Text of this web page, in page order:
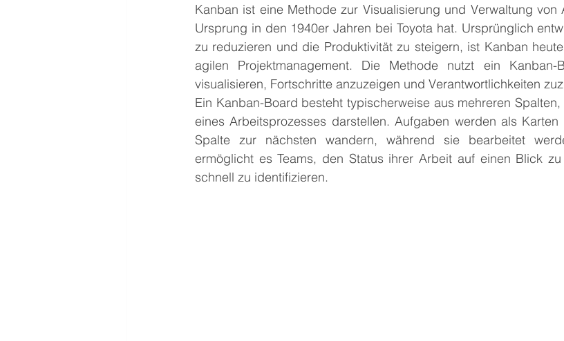
Kanban ist eine Methode zur Visualisierung und Verwaltung von
Ursprung in den 1940er Jahren bei Toyota hat. Ursprünglich
zu reduzieren und die Produktivität zu steigern, ist Kanban
agilen Projektmanagement. Die Methode nutzt ein
visualisieren, Fortschritte anzuzeigen und Verantwortlichkeiten
Ein Kanban-Board besteht typischerweise aus mehreren
eines Arbeitsprozesses darstellen. Aufgaben werden als
Spalte zur nächsten wandern, während sie bearbeitet
ermöglicht es Teams, den Status ihrer Arbeit auf einen Blick
schnell zu identifizieren.